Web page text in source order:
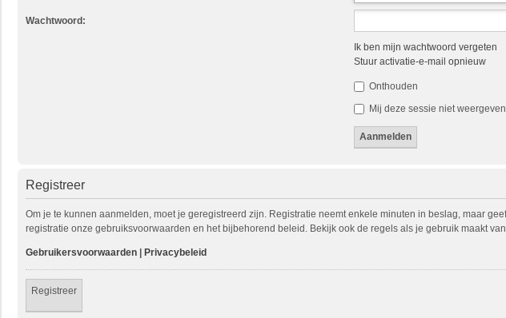
Wachtwoord:
Ik ben mijn wachtwoord vergeten
Stuur activatie-e-mail opnieuw
Onthouden
Mij deze sessie niet
Registreer
Om je te kunnen aanmelden, moet je geregistreerd zijn. Registratie neemt enkele minuten in beslag, maar
registratie onze gebruiksvoorwaarden en het bijbehorend beleid. Bekijk ook de regels als je gebruik maakt
Gebruikersvoorwaarden | Privacybeleid
Registreer